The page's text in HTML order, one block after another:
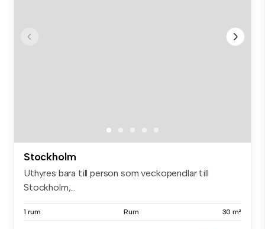
Stockholm
Uthyres bara till person som veckopendlar till
Stockholm,...
1 rum Rum 30 m²